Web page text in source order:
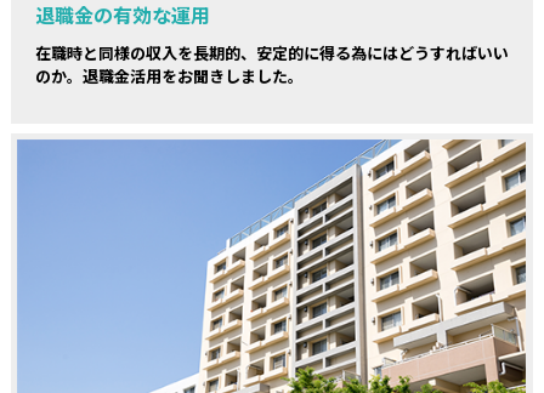
退職金の有効な運用
在職時と同様の収入を長期的、安定的に得る為にはどうすればいい
のか。退職金活用をお聞きしました。